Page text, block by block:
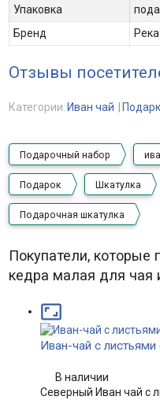
Упаковка
Бренд
Отзывы
Категории: Иван чай
Подарочный набор
Подарок Шкатулка
Подарочная шкатулка
Покупатели, которые
кедра малая для чая

Иван-чай с
В наличии
Северный Иван чай с